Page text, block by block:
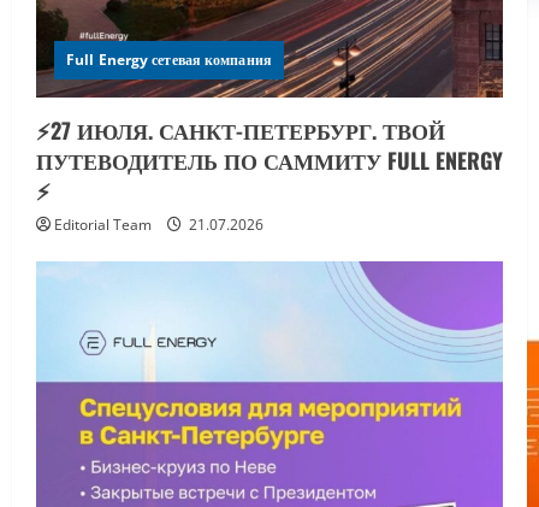
Full Energy сетевая компания
⚡️27 ИЮЛЯ. САНКТ-ПЕТЕРБУРГ. ТВОЙ
ПУТЕВОДИТЕЛЬ ПО САММИТУ FULL ENERGY
⚡️
Editorial Team 21.07.2026